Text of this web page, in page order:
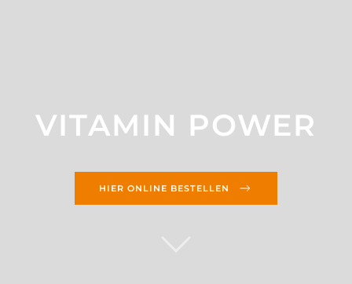
VITAMIN POWER
HIER ONLINE BESTELLEN